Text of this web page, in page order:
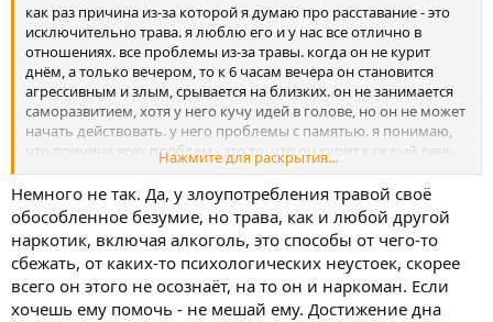
как раз причина из-за которой я думаю про расставание - это
исключительно трава. я люблю его и у нас все отлично в
отношениях. все проблемы из-за травы. когда он не курит
днём, а только вечером, то к 6 часам вечера он становится
агрессивным и злым, срывается на близких. он не занимается
саморазвитием, хотя у него кучу идей в голове, но он не может
начать действовать. у него проблемы с памятью. я понимаю,
что причина всех проблем - это то, что он курит каждый день.
все остальное идеально. я осознаю, что скорее всего, если я
поставлю ультиматум, то он выберет продолжать курить, не
смотря на то, что он любит меня, я в этом уверенна. и
расставаться я с ним не хочу, но не вижу смысла встречаться с
человеком, который курит каждый день, как бы сложно не
было осознавать это.
Нажмите для раскрытия...
Немного не так. Да, у злоупотребления травой своё
обособленное безумие, но трава, как и любой другой
наркотик, включая алкоголь, это способы от чего-то
сбежать, от каких-то психологических неустоек, скорее
всего он этого не осознаёт, на то он и наркоман. Если
хочешь ему помочь - не мешай ему. Достижение дна